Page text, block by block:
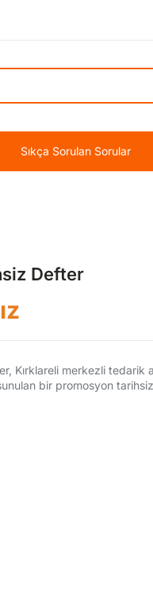
Sıkça Sorulan Sorular
Defter
Kırklareli merkezli tedarik
bir promosyon